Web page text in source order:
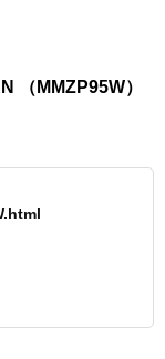
（MMZP95W）